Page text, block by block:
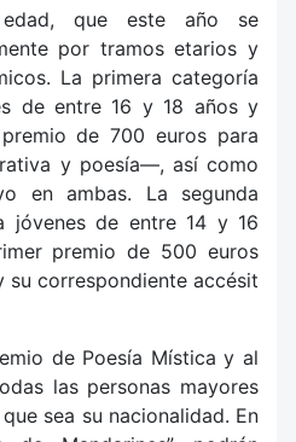
que este año se
por tramos etarios y
La primera categoría
de entre 16 y 18 años y
de 700 euros para
y poesía—, así como
en ambas. La segunda
jóvenes de entre 14 y 16
premio de 500 euros
su correspondiente accésit
de Poesía Mística y al
las personas mayores
sea su nacionalidad. En